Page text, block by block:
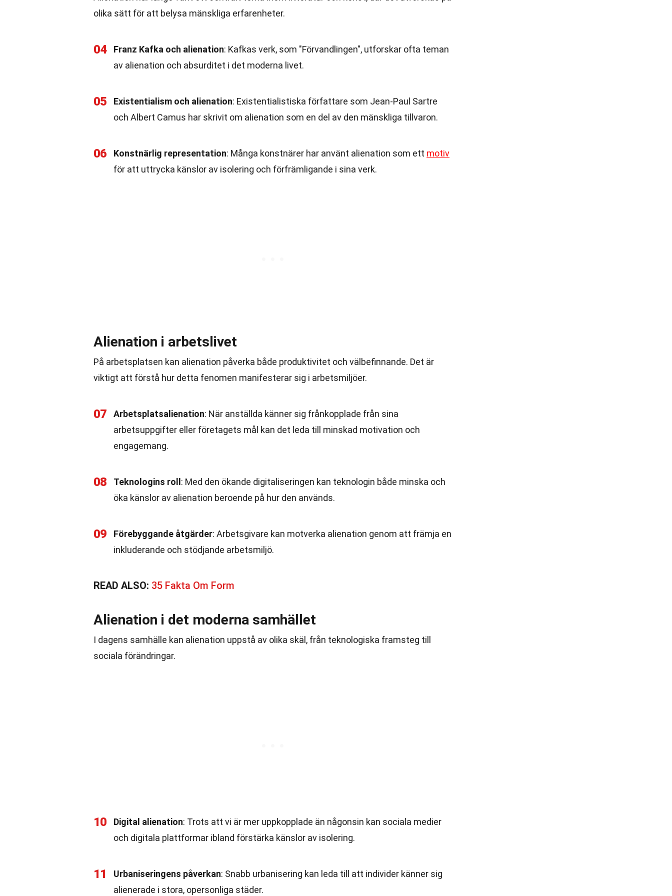
olika sätt för att belysa mänskliga erfarenheter.
04 Franz Kafka och alienation: Kafkas verk, som "Förvandlingen", utforskar ofta teman
av alienation och absurditet i det moderna livet.
05 Existentialism och alienation: Existentialistiska författare som Jean-Paul Sartre
och Albert Camus har skrivit om alienation som en del av den mänskliga tillvaron.
06 Konstnärlig representation: Många konstnärer har använt alienation som ett motiv
för att uttrycka känslor av isolering och förfrämligande i sina verk.
Alienation i arbetslivet
På arbetsplatsen kan alienation påverka både produktivitet och välbefinnande. Det är
viktigt att förstå hur detta fenomen manifesterar sig i arbetsmiljöer.
07 Arbetsplatsalienation: När anställda känner sig frånkopplade från sina
arbetsuppgifter eller företagets mål kan det leda till minskad motivation och
engagemang.
08 Teknologins roll : Med den ökande digitaliseringen kan teknologin både minska och
öka känslor av alienation beroende på hur den används.
09 Förebyggande åtgärder: Arbetsgivare kan motverka alienation genom att främja en
inkluderande och stödjande arbetsmiljö.
READ ALSO: 35 Fakta Om Form
Alienation i det moderna samhället
I dagens samhälle kan alienation uppstå av olika skäl, från teknologiska framsteg till
sociala förändringar.
10 Digital alienation: Trots att vi är mer uppkopplade än någonsin kan sociala medier
och digitala plattformar ibland förstärka känslor av isolering.
11 Urbaniseringens påverkan: Snabb urbanisering kan leda till att individer känner sig
alienerade i stora, opersonliga städer.